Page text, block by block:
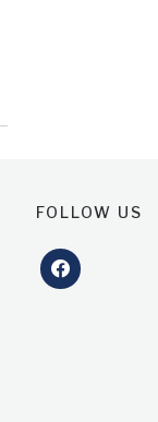
FOLLOW US
facebook